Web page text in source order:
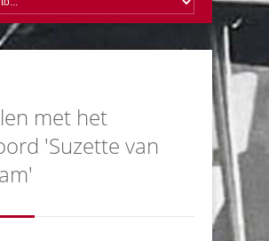
met het
'Suzette van